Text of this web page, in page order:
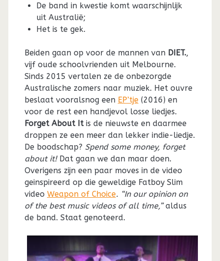
De band in kwestie komt waarschijnlijk
uit Australië;
Het is te gek.
Beiden gaan op voor de mannen van DIET.,
vijf oude schoolvrienden uit Melbourne.
Sinds 2015 vertalen ze de onbezorgde
Australische zomers naar muziek. Het ouvre
beslaat vooralsnog een EP’tje(2016) en
voor de rest een handjevol losse liedjes.
Forget About Itis de nieuwste en daarmee
droppen ze een meer dan lekker indie-liedje.
De boodschap? Spend some money, forget
about it!Dat gaan we dan maar doen.
Overigens zijn een paar moves in de video
geinspireerd op die geweldige Fatboy Slim
video Weapon of Choice. “In our opinion on
of the best music videos of all time,”aldus
de band. Staat genoteerd.